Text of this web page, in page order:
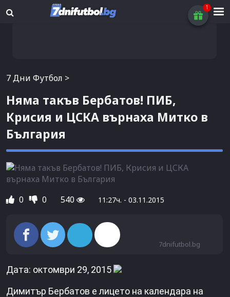
7 Дни Футбол >
Няма такъв Бербатов! ПИБ,
Крисия и ЦСКА върнаха Митко в
България
0 0 540 11:27ч. - 03.11.2015
7dnifutbol.bg
Дата: октомври 29, 2015
Димитър Бербатов е лицето на календара на